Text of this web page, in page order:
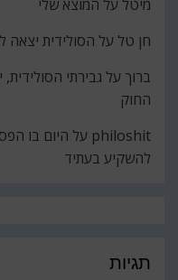
מיטל על המוצא שלי
חן טל על הסולידית יצאה לפנסיה
ברוך על גבירתי
החוק
philoshit על היום בו
להשקיע בעתיד
תגיות